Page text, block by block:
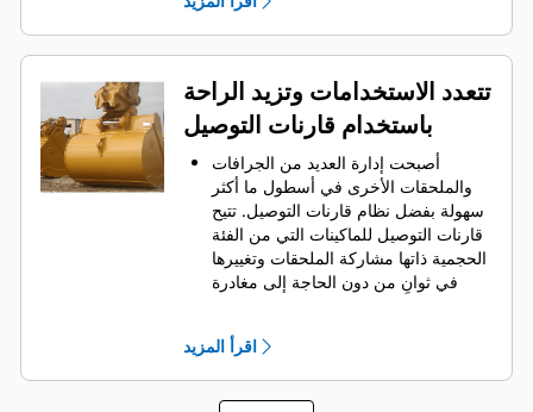
للتآكل المفرط في الجرافة باستخدام
أدوات التعشيق الأرضية (GET) من Cat
يمكنك تحقيق إنتاج أعلى في التطبيقات
عالية المتطلبات، واختراق الأكوام بشكل
أسهل، وإنجاز دورات العمل في أوقات
أسرع باستخدام نظام أدوات التعشيق
الأرضية Cat
Advansys
يمكنك تركيب الأطراف وإزالتها بشكل
أسرع من ذي قبل باستخدام نظام أدوات
التعشيق الأرضية (GET) عديم المطرقة
Advansys
تحقق من التثبيت الآمن للأطراف
والمهايئات، مع استخدام الأدوات
CapSure
تتعدد الاستخدامات وتزيد الراحة
باستخدام قارنات التوصيل
أصبحت إدارة العديد من الجرافات
والملحقات الأخرى في أسطول ما أكثر
سهولة بفضل نظام قارنات التوصيل. ‏‫تتيح
قارنات التوصيل للماكينات التي من الفئة
الحجمية ذاتها مشاركة الملحقات وتغييرها
في ثوانٍ من دون الحاجة إلى مغادرة
كما أن الجرافات التي يمكن تثبيتها
مباشرة بالماكينة بمسامير تتوافق مع
قارنات التوصيل ذات مسمار الإمساك من
Cat®، باستثناء الجرافات ذات مسمار
اقرأ المزيد